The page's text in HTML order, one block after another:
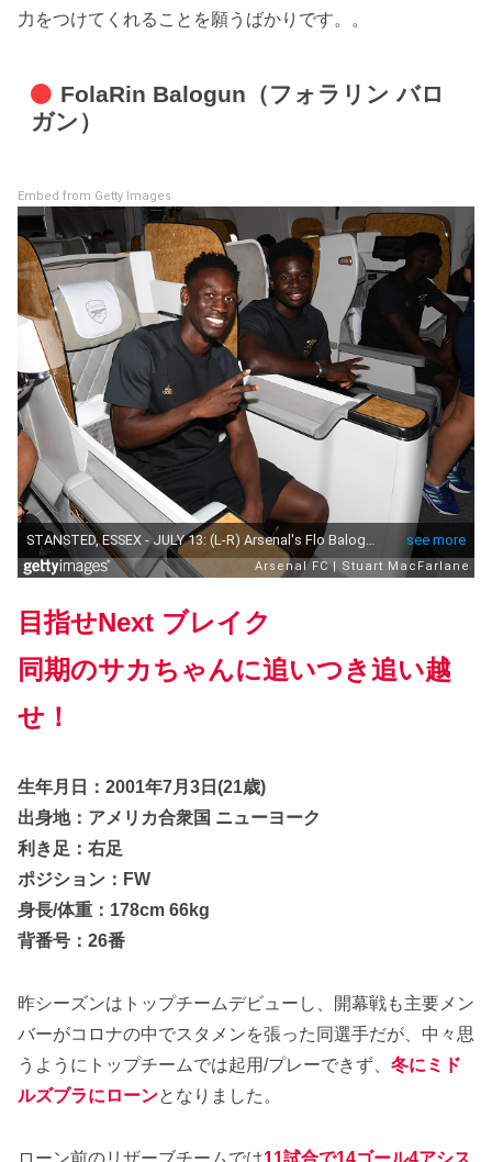
力をつけてくれることを願うばかりです。。
FolaRin Balogun（フォラリン バロ
ガン）
Embed from Getty Images
目指せNext ブレイク
同期のサカちゃんに追いつき追い越
せ！
生年月日：2001年7月3日(21歳)
出身地：アメリカ合衆国 ニューヨーク
利き足：右足
ポジション：FW
身長/体重：178cm 66kg
背番号：26番
昨シーズンはトップチームデビューし、開幕戦も主要メン
バーがコロナの中でスタメンを張った同選手だが、中々思
うようにトップチームでは起用/プレーできず、 冬にミド
ルズブラにローンとなりました。
ローン前のリザーブチームでは11試合で14ゴール4アシス